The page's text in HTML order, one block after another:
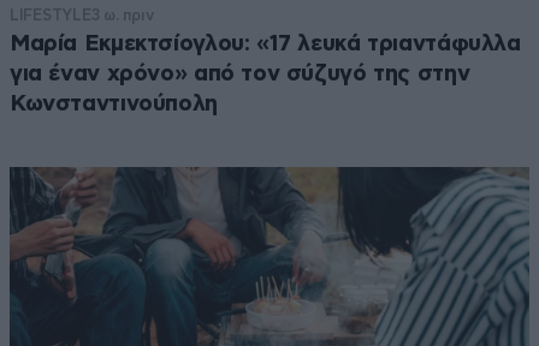
LIFESTYLE3 ω. πριν
Μαρία Εκμεκτσίογλου: «17 λευκά τριαντάφυλλα
για έναν χρόνο» από τον σύζυγό της στην
Κωνσταντινούπολη